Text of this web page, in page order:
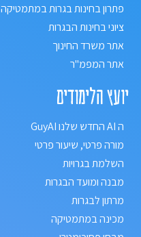
פתרון בחינות בגרות במתמטיקה
ציוני בחינות הבגרות
אתר משרד החינוך
אתר המפמ"ר
יועץ הלימודים
ה AI החדש שלנו GuyAI
מורה פרטי, שיעור פרטי
השלמת בגרויות
מבנה ומועד הבגרות
מרתון לבגרות
מכינה במתמטיקה